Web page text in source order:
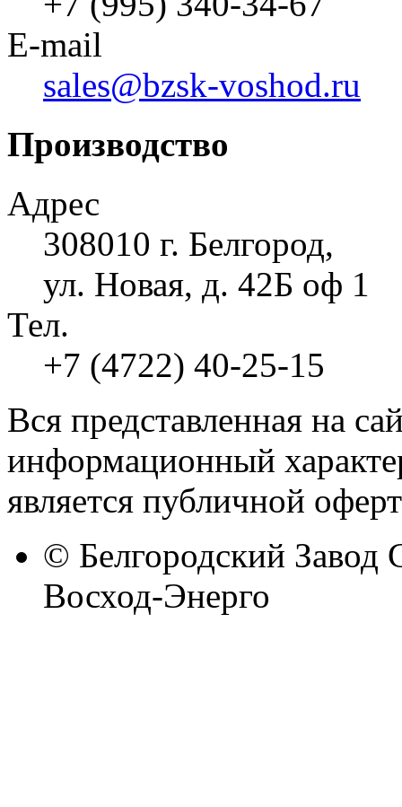
E-mail
sales@bzsk-voshod.ru
Производство
Адрес
308010 г. Белгород,
ул. Новая, д. 42Б оф 1
Тел.
+7 (4722) 40-25-15
Вся представленная на
информационный
является публичной
© Белгородский Завод
Восход-Энерго